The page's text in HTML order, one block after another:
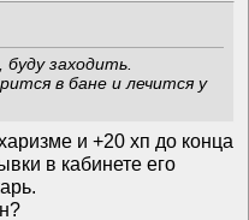
заходить.
в бане и лечится у
и +20 хп до конца
в кабинете его